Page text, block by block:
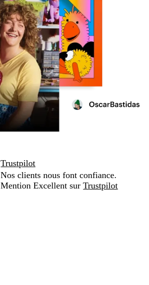
Trustpilot
Nos clients nous font confiance.
Mention Excellent surTrustpilot